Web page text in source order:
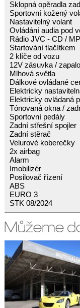
Sklopná opěradla
Sportovní kožený
Nastavitelný volant
Ovládání audia pod
Rádio JVC - CD /
Startování tlačítkem
2 klíče od vozu
12V zásuvka /
Mlhová světla
Dálkové ovládané
Elektricky
Elektricky ovládaná
Tónovaná okna /
Sportovní pedály
Zadní střešní spojler
Zadní stěrač
Velurové koberečky
2x airbag
Alarm
Imobilizér
Posilovač řízení
ABS
EURO 3
STK 08/2024